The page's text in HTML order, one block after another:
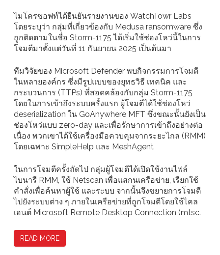
ไมโครซอฟท์ได้ยืนยันรายงานของ WatchTowr Labs
โดยระบุว่า กลุ่มที่เกี่ยวข้องกับ Medusa ransomware ซึ่ง
ถูกติดตามในชื่อ Storm-1175 ได้เริ่มใช้ช่องโหว่นี้ในการ
โจมตีมาตั้งแต่วันที่ 11 กันยายน 2025 เป็นต้นมา
ทีมวิจัยของ Microsoft Defender พบกิจกรรมการโจมตี
ในหลายองค์กร ซึ่งมีรูปแบบของยุทธวิธี เทคนิค และ
กระบวนการ (TTPs) ที่สอดคล้องกับกลุ่ม Storm-1175
โดยในการเข้าถึงระบบครั้งแรก ผู้โจมตีได้ใช้ช่องโหว่
deserialization ใน GoAnywhere MFT ซึ่งขณะนั้นยังเป็น
ช่องโหว่แบบ zero-day และเพื่อรักษาการเข้าถึงอย่างต่อ
เนื่อง พวกเขาได้ใช้เครื่องมือควบคุมจากระยะไกล (RMM)
โดยเฉพาะ SimpleHelp และ MeshAgent
ในการโจมตีครั้งถัดไป กลุ่มผู้โจมตีได้เปิดใช้งานไฟล์
ไบนารี RMM, ใช้ Netscan เพื่อแสกนเครือข่าย, เรียกใช้
คำสั่งเพื่อค้นหาผู้ใช้ และระบบ จากนั้นจึงขยายการโจมตี
ไปยังระบบต่าง ๆ ภายในเครือข่ายที่ถูกโจมตีโดยใช้ไคล
เอนต์ Microsoft Remote Desktop Connection (mtsc.
READ MORE